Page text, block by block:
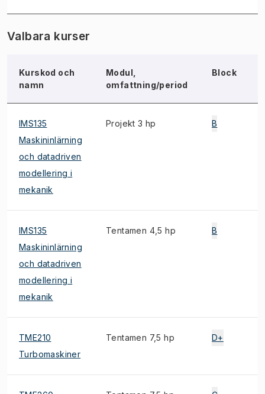
Valbara kurser
Kurskod och
namn
Modul,
omfattning/period
Block
IMS135
Maskininlärning
och datadriven
modellering i
mekanik
Projekt 3 hp B
IMS135
Maskininlärning
och datadriven
modellering i
mekanik
Tentamen 4,5 hp B
TME210
Turbomaskiner
Tentamen 7,5 hp D+